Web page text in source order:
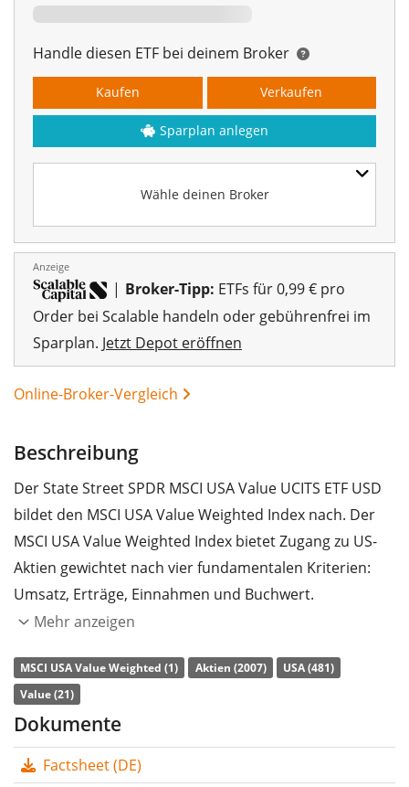
Handle diesen ETF bei deinem Broker
Wähle deinen Broker
Kaufen Verkaufen
Sparplan anlegen
Anzeige
| Broker-Tipp: ETFs für 0,99 € pro
Order bei Scalable handeln oder gebührenfrei im
Sparplan. Jetzt Depot eröffnen
Online-Broker-Vergleich
Beschreibung
Der State Street SPDR MSCI USA Value UCITS ETF USD
bildet den MSCI USA Value Weighted Index nach. Der
MSCI USA Value Weighted Index bietet Zugang zu US-
Aktien gewichtet nach vier fundamentalen Kriterien:
Umsatz, Erträge, Einnahmen und Buchwert.
(Gesamtkostenquote) des ETF liegt bei
p.a.. Der State Street SPDR MSCI USA Value UCITS ETF
USD ist der einzige ETF, der den MSCI USA Value
Weighted Index nachbildet. Der ETF bildet die
Replikation(Erwerb aller Indexbestandteile) nach. Die
Mehr anzeigen
MSCI USA Value Weighted (1) Aktien (2007)
USA (481)
Value (21)
Dokumente
Factsheet (DE)